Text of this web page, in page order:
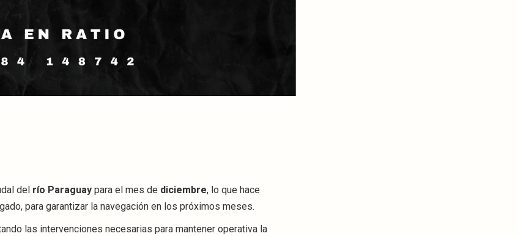
del río Paraguay para el mes de diciembre, lo que hace
para garantizar la navegación en los próximos meses.
las intervenciones necesarias para mantener operativa la